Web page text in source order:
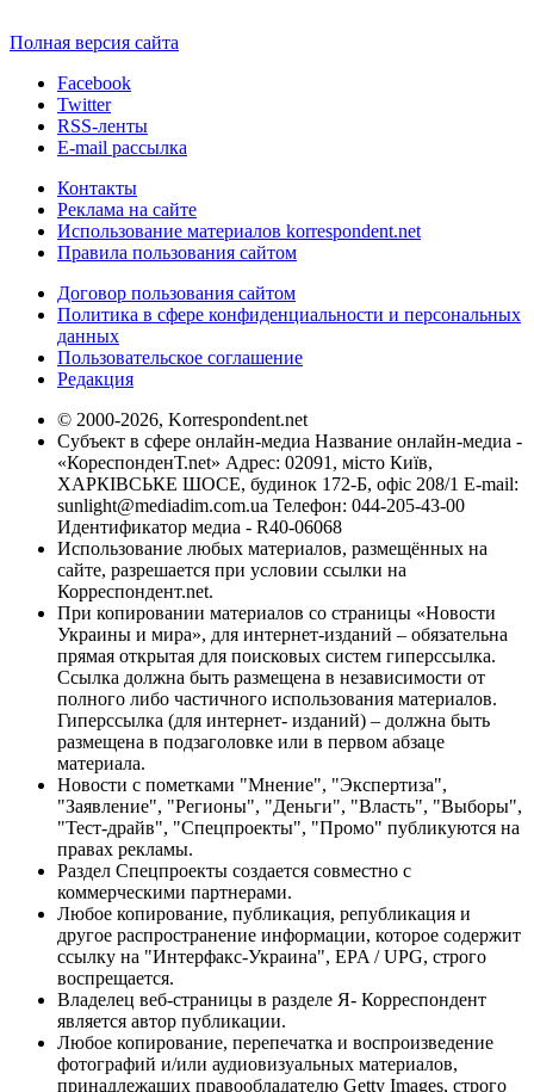
Полная версия сайта
Facebook
Twitter
RSS-ленты
E-mail рассылка
Контакты
Реклама на сайте
Использование материалов korrespondent.net
Правила пользования сайтом
Договор пользования сайтом
Политика в сфере конфиденциальности и персональных
данных
Пользовательское соглашение
Редакция
© 2000-2026, Korrespondent.net
Субъект в сфере онлайн-медиа Название онлайн-медиа -
«КореспонденТ.net» Адрес: 02091, місто Київ,
ХАРКІВСЬКЕ ШОСЕ, будинок 172-Б, офіс 208/1 E-mail:
sunlight@mediadim.com.ua Телефон: 044-205-43-00
Идентификатор медиа - R40-06068
Использование любых материалов, размещённых на
сайте, разрешается при условии ссылки на
Корреспондент.net.
При копировании материалов со страницы «Новости
Украины и мира», для интернет-изданий – обязательна
прямая открытая для поисковых систем гиперссылка.
Ссылка должна быть размещена в независимости от
полного либо частичного использования материалов.
Гиперссылка (для интернет- изданий) – должна быть
размещена в подзаголовке или в первом абзаце
материала.
Новости с пометками "Мнение", "Экспертиза",
"Заявление", "Регионы", "Деньги", "Власть", "Выборы",
"Тест-драйв", "Спецпроекты", "Промо" публикуются на
правах рекламы.
Раздел Спецпроекты создается совместно с
коммерческими партнерами.
Любое копирование, публикация, републикация и
другое распространение информации, которое содержит
ссылку на "Интерфакс-Украина", EPA / UPG, строго
воспрещается.
Владелец веб-страницы в разделе Я- Корреспондент
является автор публикации.
Любое копирование, перепечатка и воспроизведение
фотографий и/или аудиовизуальных материалов,
принадлежащих правообладателю Getty Images, строго